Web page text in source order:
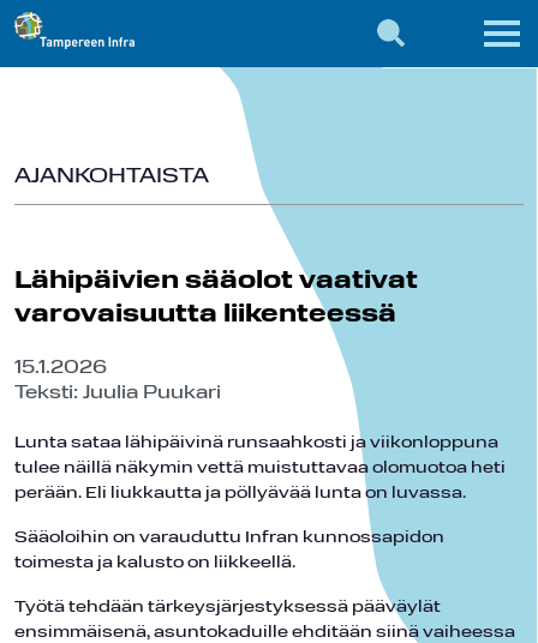
AJANKOHTAISTA
Lähipäivien sääolot vaativat
varovaisuutta liikenteessä
15.1.2026
Teksti: Juulia Puukari
Lunta sataa lähipäivinä runsaahkosti ja viikonloppuna
tulee näillä näkymin vettä muistuttavaa olomuotoa heti
perään. Eli liukkautta ja pöllyävää lunta on luvassa.
Sääoloihin on varauduttu Infran kunnossapidon
toimesta ja kalusto on liikkeellä.
Työtä tehdään tärkeysjärjestyksessä pääväylät
ensimmäisenä, asuntokaduille ehditään siinä vaiheessa